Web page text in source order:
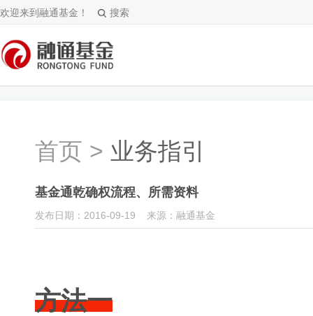
欢迎来到融通基金！ 搜索
首页 > 业务指引
基金通乾确权流程、所需资料
发布日期：2016-09-19 来源：融通基金
方法一